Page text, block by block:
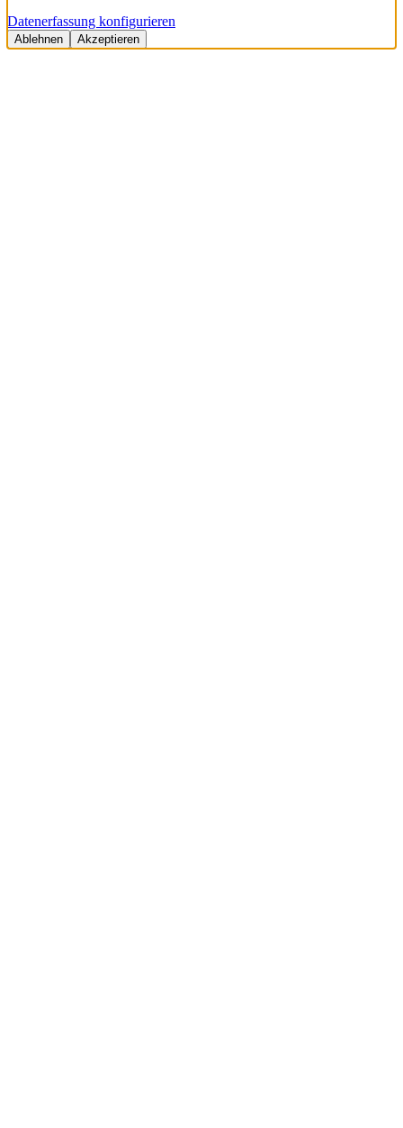
Datenerfassung konfigurieren
Ablehnen Akzeptieren